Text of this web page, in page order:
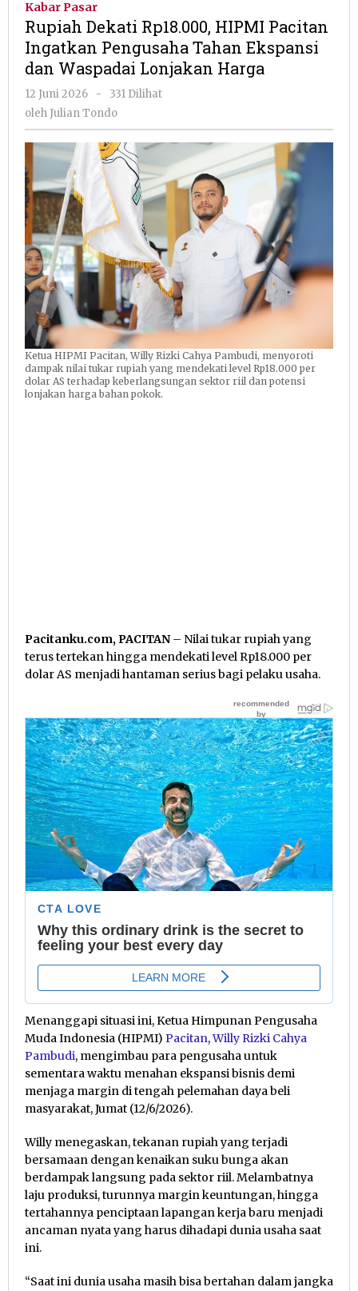
Pacitan
Ingatkan
Pengusaha
Waspadai
Lonjakan
Harga
Kabar Pasar
Rupiah Dekati Rp18.000, HIPMI Pacitan
Ingatkan Pengusaha Tahan Ekspansi
dan Waspadai Lonjakan Harga
12 Juni 2026
oleh
Julian
-
331 Dilihat
oleh Julian Tondo
Ketua HIPMI Pacitan, Willy Rizki Cahya Pambudi, menyoroti
dampak nilai tukar rupiah yang mendekati level Rp18.000 per
dolar AS terhadap keberlangsungan sektor riil dan potensi
lonjakan harga bahan pokok.
Pacitanku.com, PACITAN – Nilai tukar rupiah yang
terus tertekan hingga mendekati level Rp18.000 per
dolar AS menjadi hantaman serius bagi pelaku usaha.
Menanggapi situasi ini, Ketua Himpunan Pengusaha
Muda Indonesia (HIPMI) Pacitan,Willy Rizki Cahya
Pambudi, mengimbau para pengusaha untuk
sementara waktu menahan ekspansi bisnis demi
menjaga margin di tengah pelemahan daya beli
masyarakat, Jumat (12/6/2026).
Willy menegaskan, tekanan rupiah yang terjadi
bersamaan dengan kenaikan suku bunga akan
berdampak langsung pada sektor riil. Melambatnya
laju produksi, turunnya margin keuntungan, hingga
tertahannya penciptaan lapangan kerja baru menjadi
ancaman nyata yang harus dihadapi dunia usaha saat
ini.
“Saat ini dunia usaha masih bisa bertahan dalam jangka